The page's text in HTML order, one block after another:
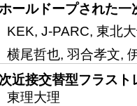
ールドープされた
KEK, J-PARC, 東北大
横尾哲也, 羽合孝文,
次近接交替型フラス
東理大理